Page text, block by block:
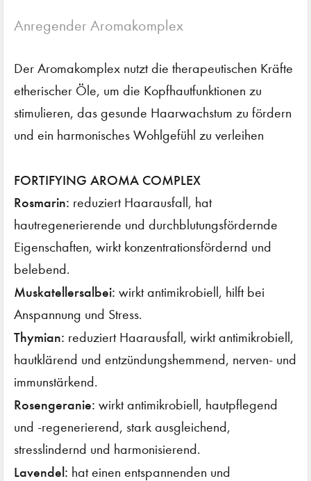
Anregender Aromakomplex
Der Aromakomplex nutzt die therapeutischen Kräfte
etherischer Öle, um die Kopfhautfunktionen zu
stimulieren, das gesunde Haarwachstum zu fördern
und ein harmonisches Wohlgefühl zu verleihen
FORTIFYING AROMA COMPLEX
Rosmarin: reduziert Haarausfall, hat
hautregenerierende und durchblutungsfördernde
Eigenschaften, wirkt konzentrationsfördernd und
belebend.
Muskatellersalbei: wirkt antimikrobiell, hilft bei
Anspannung und Stress.
Thymian: reduziert Haarausfall, wirkt antimikrobiell,
hautklärend und entzündungshemmend, nerven- und
immunstärkend.
Rosengeranie: wirkt antimikrobiell, hautpflegend
und -regenerierend, stark ausgleichend,
stresslindernd und harmonisierend.
Lavendel: hat einen entspannenden und